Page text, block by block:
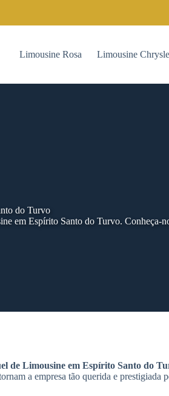
Limousine Rosa Limousine
do Turvo
em Espírito Santo do Turvo. Conheça-
de Limousine em Espírito Santo do
a empresa tão querida e prestigiada